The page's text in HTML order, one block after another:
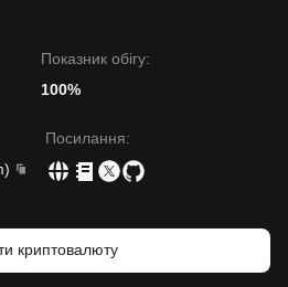
Показник обігу:
100%
)
Посилання:
криптовалюту